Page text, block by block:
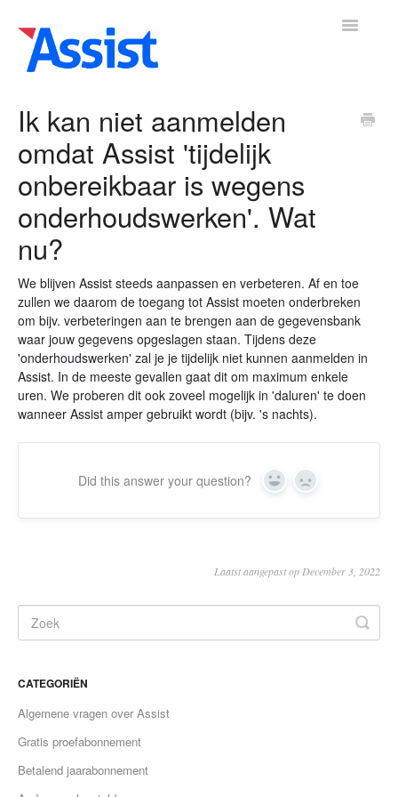
Toggle
Boekhouding
▼
Leden
▼
Vrijwilligers
Ik kan niet aanmelden
omdat Assist 'tijdelijk
onbereikbaar is wegens
onderhoudswerken'. Wat
nu?
We blijven Assist steeds aanpassen en verbeteren. Af en toe
zullen we daarom de toegang tot Assist moeten onderbreken
om bijv. verbeteringen aan te brengen aan de gegevensbank
waar jouw gegevens opgeslagen staan. Tijdens deze
'onderhoudswerken' zal je je tijdelijk niet kunnen aanmelden in
Assist. In de meeste gevallen gaat dit om maximum enkele
uren. We proberen dit ook zoveel mogelijk in 'daluren' te doen
wanneer Assist amper gebruikt wordt (bijv. 's nachts).
Did this answer your question? Yes No
Laatst aangepast op December 3, 2022
CATEGORIËN
Algemene vragen over Assist
Gratis proefabonnement
Betalend jaarabonnement